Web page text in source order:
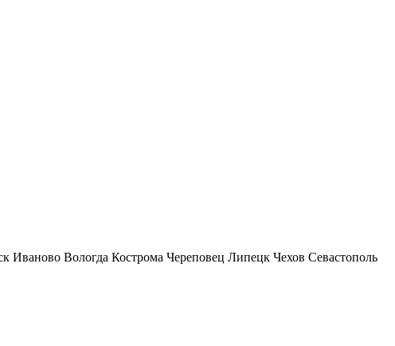
Иваново Вологда Кострома Череповец Липецк Чехов Севастополь